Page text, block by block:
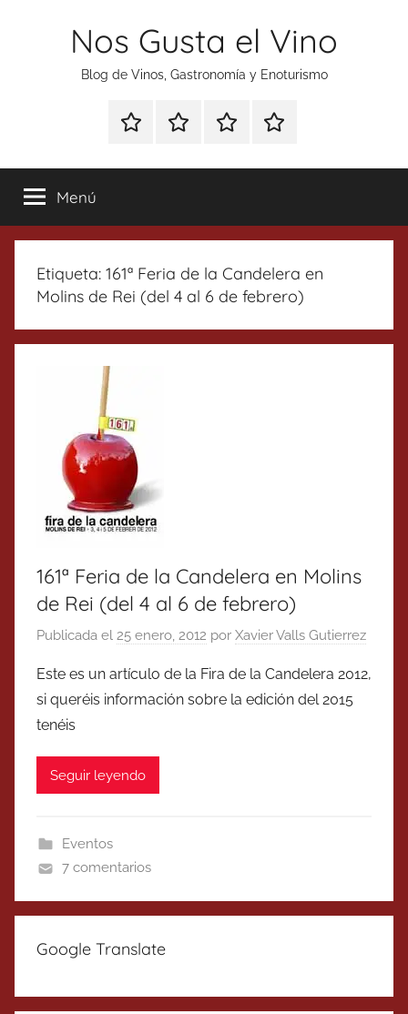
Nos Gusta el Vino
Blog de Vinos, Gastronomía y Enoturismo
Especial
Tonics
Enoturismo
Gastronomía
RankingContacto
Menú
Etiqueta: 161ª Feria de la Candelera en
Molins de Rei (del 4 al 6 de febrero)
161ª Feria de la Candelera en Molins
de Rei (del 4 al 6 de febrero)
Publicada el 25 enero, 2012 por Xavier Valls Gutierrez
Este es un artículo de la Fira de la Candelera 2012,
si queréis información sobre la edición del 2015
tenéis
Seguir leyendo
Eventos
7 comentarios
Google Translate